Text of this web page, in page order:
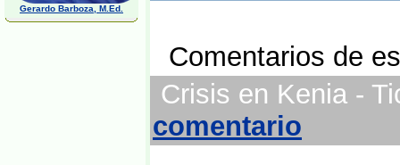
Gerardo Barboza, M.Ed.
Comentarios de
Crisis en Kenia -
comentario